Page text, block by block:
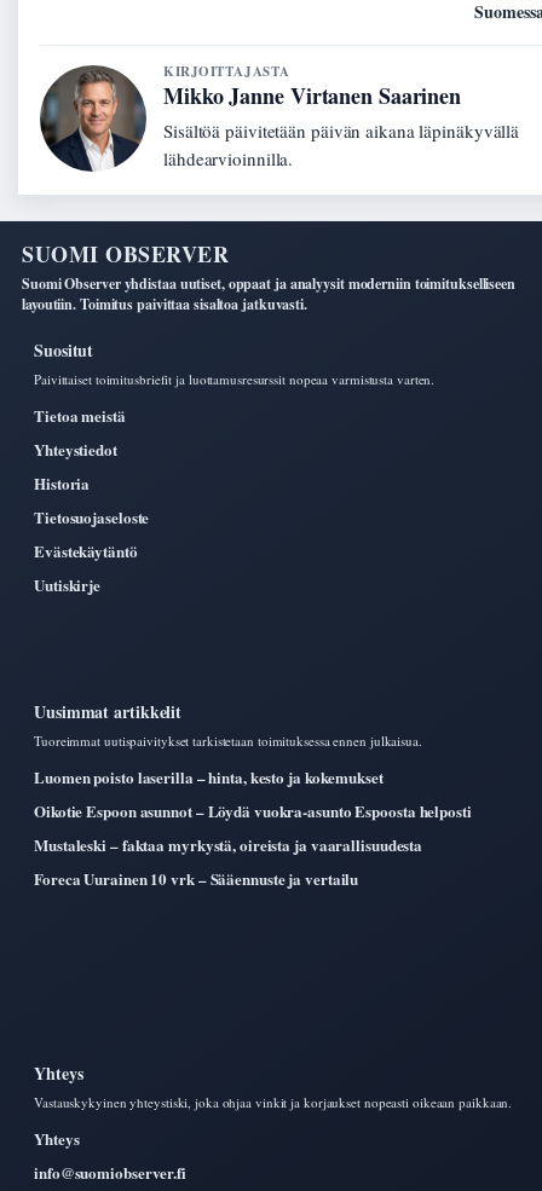
KIRJOITTAJASTA
Mikko Janne Virtanen Saarinen
Sisältöä päivitetään päivän aikana läpinäkyvällä
lähdearvioinnilla.
SUOMI OBSERVER
Suomi Observer yhdistaa uutiset, oppaat ja analyysit moderniin toimitukselliseen
layoutiin. Toimitus paivittaa sisaltoa jatkuvasti.
Suositut
Paivittaiset toimitusbriefit ja luottamusresurssit nopeaa varmistusta varten.
Tietoa meistä
Yhteystiedot
Historia
Tietosuojaseloste
Evästekäytäntö
Uutiskirje
Uusimmat artikkelit
Tuoreimmat uutispaivitykset tarkistetaan toimituksessa ennen julkaisua.
Luomen poisto laserilla – hinta, kesto ja kokemukset
Oikotie Espoon asunnot – Löydä vuokra-asunto Espoosta helposti
Mustaleski – faktaa myrkystä, oireista ja vaarallisuudesta
Foreca Uurainen 10 vrk – Sääennuste ja vertailu
Yhteys
Vastauskykyinen yhteystiski, joka ohjaa vinkit ja korjaukset nopeasti oikeaan paikkaan.
Yhteys
info@suomiobserver.fi